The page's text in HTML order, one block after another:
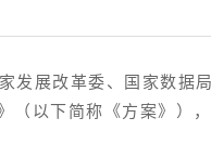
展改革委、国家数据
（以下简称《方案》）